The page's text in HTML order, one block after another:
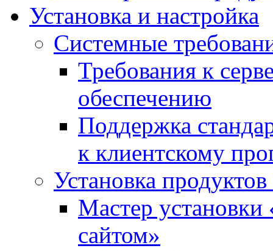
Установка и настройка
Системные
Требования к
обеспечению
Поддержка
к клиентскому
Установка
Мастер
сайтом»